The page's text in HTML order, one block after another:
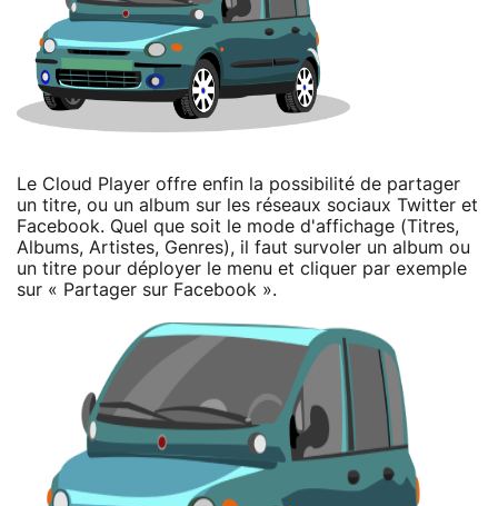
Le Cloud Player offre enfin la possibilité de partager
un titre, ou un album sur les réseaux sociaux Twitter et
Facebook. Quel que soit le mode d'affichage (Titres,
Albums, Artistes, Genres), il faut survoler un album ou
un titre pour déployer le menu et cliquer par exemple
sur « Partager sur Facebook ».